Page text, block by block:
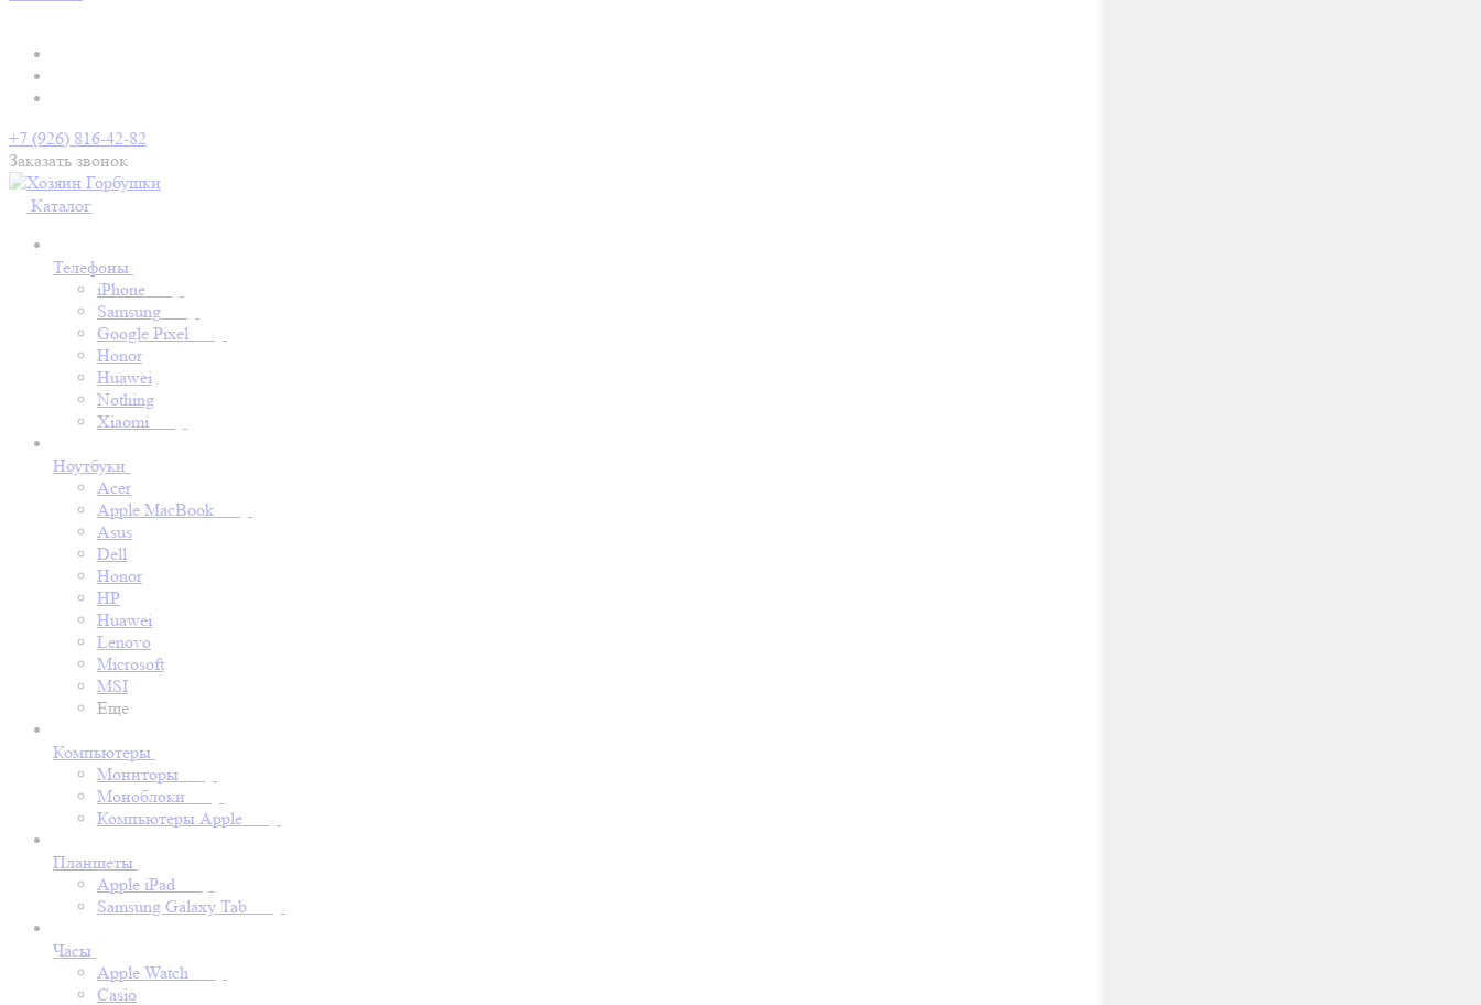
+7 (926) 816-42-82
Заказать звонок
Каталог
Телефоны
iPhone
Samsung
Google Pixel
Honor
Huawei
Nothing
Xiaomi
Ноутбуки
Acer
Apple MacBook
Asus
Dell
Honor
HP
Huawei
Lenovo
Microsoft
MSI
Еще
Компьютеры
Мониторы
Моноблоки
Компьютеры Apple
Планшеты
Apple iPad
Samsung Galaxy Tab
Часы
Apple Watch
Casio